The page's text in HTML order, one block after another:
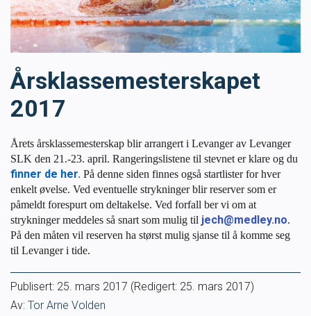
Masterclass
Klubbdrift
Tips og råd for utøvere og trenere
Utdanning
Blogg
Barneidrett
Årsklassemesterskapet
2017
Årets årsklassemesterskap blir arrangert i Levanger av Levanger
SLK den 21.-23. april. Rangeringslistene til stevnet er klare og du
finner de her. På denne siden finnes også startlister for hver
enkelt øvelse. Ved eventuelle strykninger blir reserver som er
påmeldt forespurt om deltakelse. Ved forfall ber vi om at
strykninger meddeles så snart som mulig til jech@medley.no.
På den måten vil reserven ha størst mulig sjanse til å komme seg
til Levanger i tide.
Publisert: 25. mars 2017 (Redigert: 25. mars 2017)
Av: Tor Arne Volden